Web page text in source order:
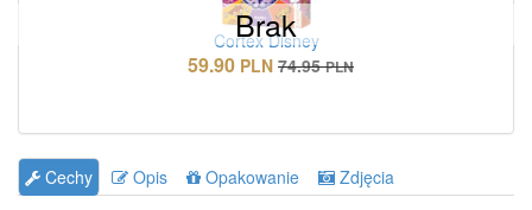
Brak
Cortex Disney
59.90 PLN 74.95 PLN
Cechy Opis Opakowanie
Zdjęcia